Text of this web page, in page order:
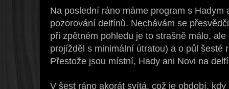
Na poslední ráno máme program s Hadym
pozorování delfínů. Nechávám se
při zpětném pohledu je to strašně málo,
projížděl s minimální útratou) a o půl šesté
Přestože jsou místní, Hady ani Novi na
V šest ráno akorát svítá, což je období,